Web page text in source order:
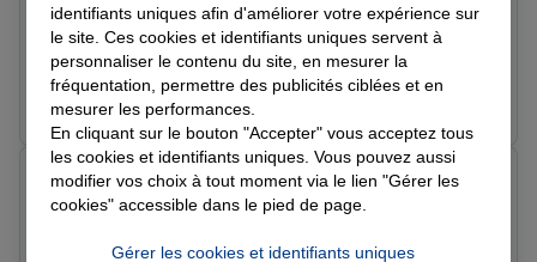
Le 01/06/2026 - Agence RENNES ST JACQUES
Réactivité, efficacité , sympathie
Prendre un RDV Voir l'agence
Note de 5 sur 5
Le 04/05/2026 - Agence RENNES ST JACQUES
Très bon, Assurance, 100 % garantie ……
As A.
identifiants uniques afin d'améliorer votre expérience sur
le site. Ces cookies et identifiants uniques servent à
personnaliser le contenu du site, en mesurer la
fréquentation, permettre des publicités ciblées et en
mesurer les performances.
En cliquant sur le bouton "Accepter" vous acceptez tous
les cookies et identifiants uniques. Vous pouvez aussi
modifier vos choix à tout moment via le lien "Gérer les
cookies" accessible dans le pied de page.
Gérer les cookies et identifiants uniques